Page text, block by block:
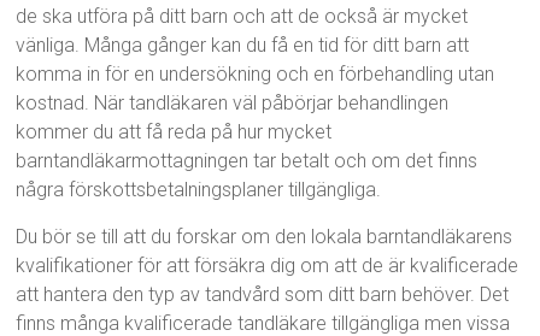
de ska utföra på ditt barn och att de också är mycket
vänliga. Många gånger kan du få en tid för ditt barn att
komma in för en undersökning och en förbehandling utan
kostnad. När tandläkaren väl påbörjar behandlingen
kommer du att få reda på hur mycket
barntandläkarmottagningen tar betalt och om det finns
några förskottsbetalningsplaner tillgängliga.
Du bör se till att du forskar om den lokala barntandläkarens
kvalifikationer för att försäkra dig om att de är kvalificerade
att hantera den typ av tandvård som ditt barn behöver. Det
finns många kvalificerade tandläkare tillgängliga men vissa